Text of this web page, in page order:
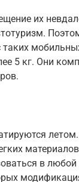
их
5 кг. Они
в